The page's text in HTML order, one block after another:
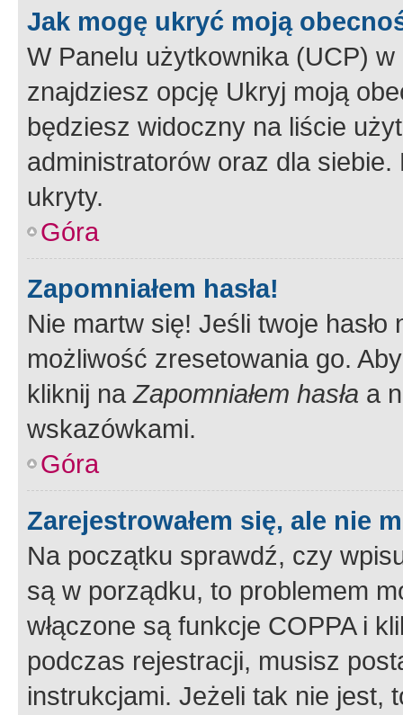
Jak mogę ukryć moją
W Panelu użytkownika (UCP) w
znajdziesz opcję Ukryj moją
będziesz widoczny na liście
administratorów oraz dla
ukryty.
Góra
Zapomniałem hasła!
Nie martw się! Jeśli twoje
możliwość zresetowania go.
kliknij naZapomniałem hasła a
wskazówkami.
Góra
Zarejestrowałem się, ale nie
Na początku sprawdź, czy
są w porządku, to problemem
włączone są funkcje COPPA i
podczas rejestracji, musisz
instrukcjami. Jeżeli tak nie jest,